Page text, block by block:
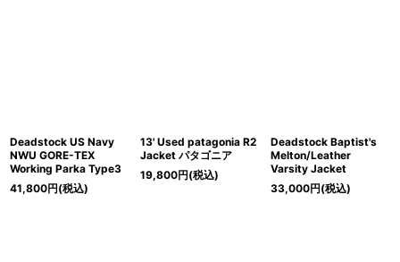
Deadstock US Navy
NWU GORE-TEX
Working Parka Type3
41,800円(税込)
13' Used patagonia R2
Jacket パタゴニア
19,800円(税込)
Deadstock Baptist's
Melton/Leather
Varsity Jacket
33,000円(税込)